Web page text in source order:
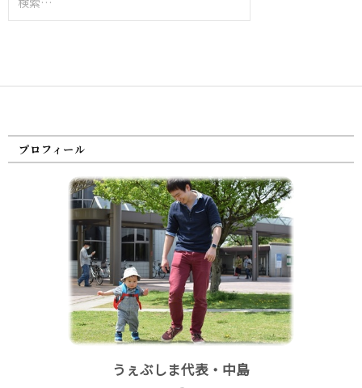
索:
プロフィール
うぇぶしま代表・中島